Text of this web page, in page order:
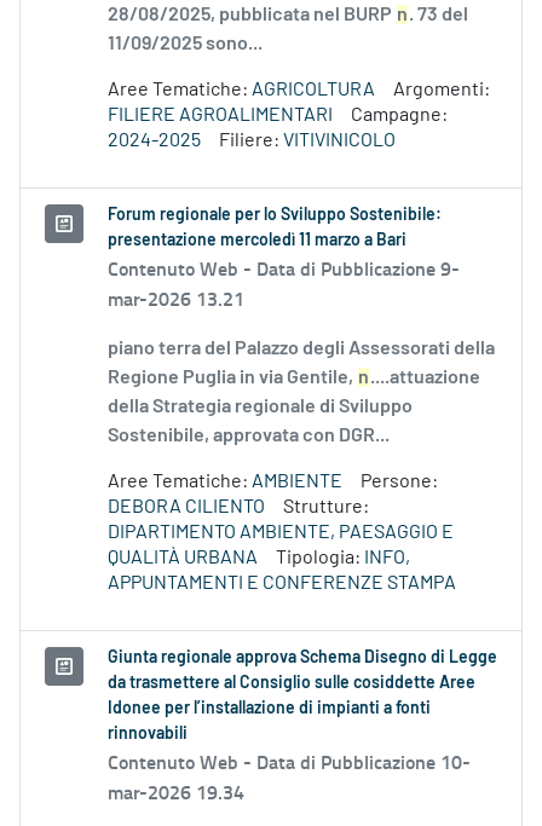
28/08/2025, pubblicata nel BURP n. 73 del
11/09/2025 sono...
Aree Tematiche: AGRICOLTURA
Argomenti:
FILIERE AGROALIMENTARI
Campagne:
2024-2025
Filiere: VITIVINICOLO
Forum regionale per lo Sviluppo Sostenibile:
presentazione mercoledì 11 marzo a Bari
Contenuto Web - Data di Pubblicazione 9-
mar-2026 13.21
piano terra del Palazzo degli Assessorati della
Regione Puglia in via Gentile, n....attuazione
della Strategia regionale di Sviluppo
Sostenibile, approvata con DGR...
Aree Tematiche: AMBIENTE
Persone:
DEBORA CILIENTO
Strutture:
DIPARTIMENTO AMBIENTE, PAESAGGIO E
QUALITÀ URBANA
Tipologia:
INFO,
APPUNTAMENTI E CONFERENZE STAMPA
Giunta regionale approva Schema Disegno di Legge
da trasmettere al Consiglio sulle cosiddette Aree
Idonee per l’installazione di impianti a fonti
rinnovabili
Contenuto Web - Data di Pubblicazione 10-
mar-2026 19.34